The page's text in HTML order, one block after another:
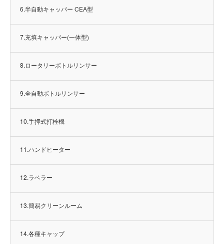
6.半自動キャッパー CEA型
7.充填キャッパー(一体型)
8.ロータリーボトルリンサー
9.全自動ボトルリンサー
10.手押式打栓機
11.ハンドヒーター
12.ラベラー
13.簡易クリーンルーム
14.各種キャップ